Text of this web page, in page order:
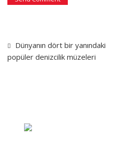
Dünyanın dört bir yanındaki
popüler denizcilik müzeleri